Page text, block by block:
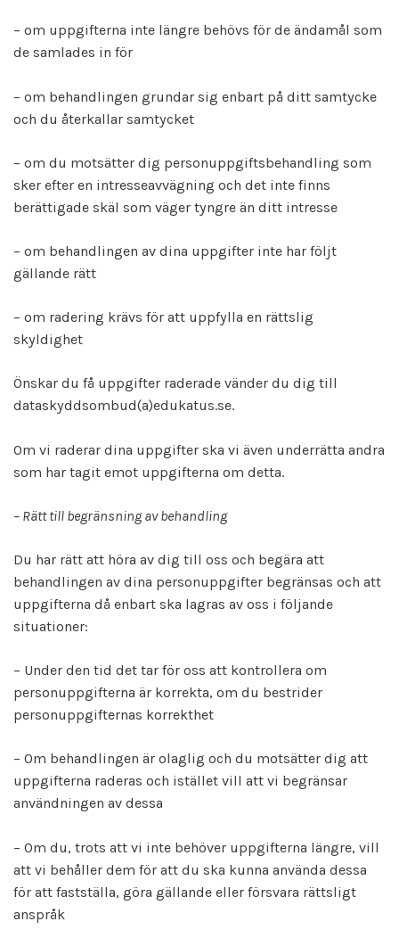
– om uppgifterna inte längre behövs för de ändamål som
de samlades in för
– om behandlingen grundar sig enbart på ditt samtycke
och du återkallar samtycket
– om du motsätter dig personuppgiftsbehandling som
sker efter en intresseavvägning och det inte finns
berättigade skäl som väger tyngre än ditt intresse
– om behandlingen av dina uppgifter inte har följt
gällande rätt
– om radering krävs för att uppfylla en rättslig
skyldighet
Önskar du få uppgifter raderade vänder du dig till
dataskyddsombud(a)edukatus.se.
Om vi raderar dina uppgifter ska vi även underrätta andra
som har tagit emot uppgifterna om detta.
– Rätt till begränsning av behandling
Du har rätt att höra av dig till oss och begära att
behandlingen av dina personuppgifter begränsas och att
uppgifterna då enbart ska lagras av oss i följande
situationer:
– Under den tid det tar för oss att kontrollera om
personuppgifterna är korrekta, om du bestrider
personuppgifternas korrekthet
– Om behandlingen är olaglig och du motsätter dig att
uppgifterna raderas och istället vill att vi begränsar
användningen av dessa
– Om du, trots att vi inte behöver uppgifterna längre, vill
att vi behåller dem för att du ska kunna använda dessa
för att fastställa, göra gällande eller försvara rättsligt
anspråk